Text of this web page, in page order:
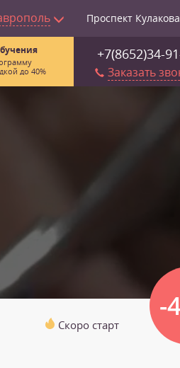
Проспект
+7(8652)34-
Заказать
до 40%
-
Скоро старт